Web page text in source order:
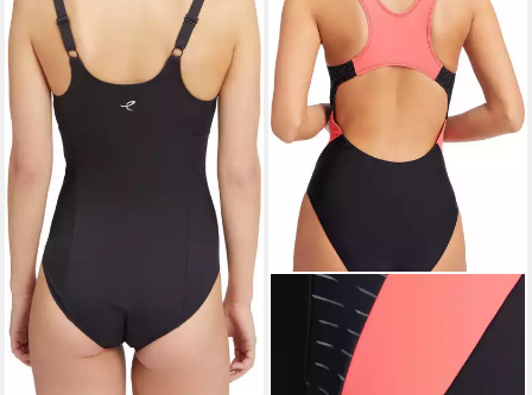
BLACK/RED LIGHT
49,99 €
lieferbar - in 2-3 Werktagen bei dir
MCKINLEY
Badeanzug DA.-
SCHWIMMANZUG NORA W
mit Schwimmerrücken, mit